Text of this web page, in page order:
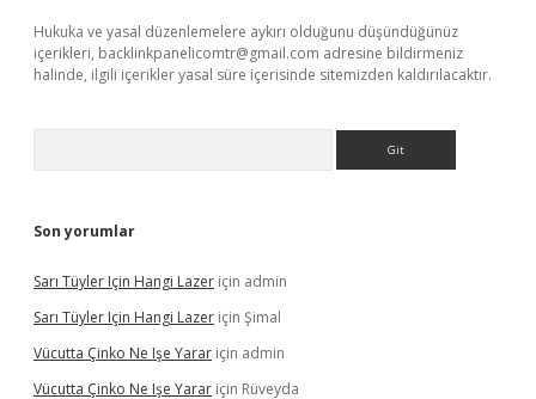
Hukuka ve yasal düzenlemelere aykırı olduğunu düşündüğünüz
içerikleri, backlinkpanelicomtr@gmail.com adresine bildirmeniz
halinde, ilgili içerikler yasal süre içerisinde sitemizden kaldırılacaktır.
Son yorumlar
Sarı Tüyler Için Hangi Lazer için admin
Sarı Tüyler Için Hangi Lazer için Şimal
Vücutta Çinko Ne Işe Yarar için admin
Vücutta Çinko Ne Işe Yarar için Rüveyda